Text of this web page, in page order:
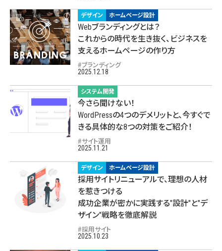
デザイン ホームページ設計
Webブランディングとは？
これからの時代を生き抜く、ビジネスを
支えるホームページの作り方
ブランディング
2025.12.18
システム開発
今さら聞けない！
WordPressの4つのデメリットと、今すぐで
きる具体的な8つの対策をご紹介！
サイト運用
2025.11.21
デザイン ホームページ設計
採用サイトリニューアルで、理想の人材
を惹きつける
成功企業が密かに実践する"設計"と"デ
ザイン"戦略を徹底解説
採用サイト
2025.10.23